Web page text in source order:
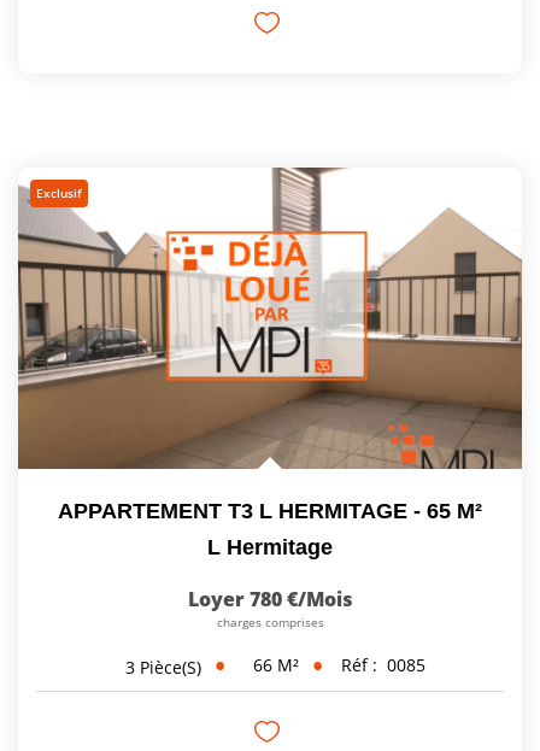
Exclusif
APPARTEMENT T3 L HERMITAGE - 65 M²
L Hermitage
Loyer 780 €/mois
charges comprises
3 Pièce(s) 66 M² Réf : 0085